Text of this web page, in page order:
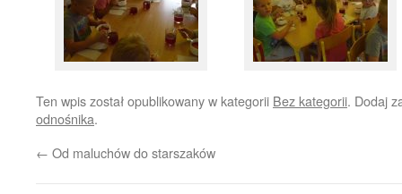
Ten wpis został opublikowany w kategorii Bez kategorii. Dodaj
odnośnika.
← Od maluchów do starszaków